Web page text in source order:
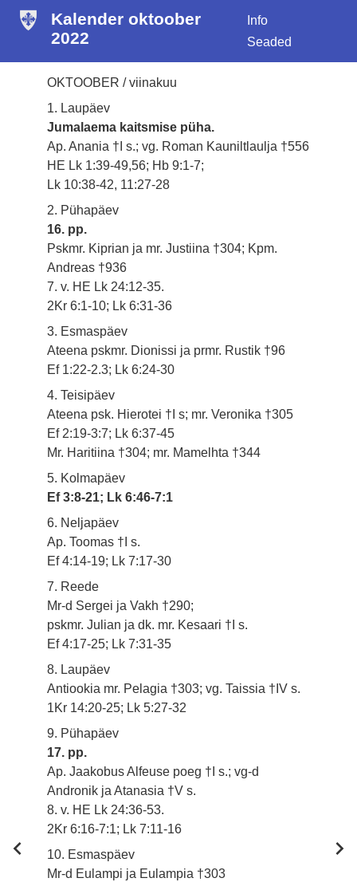
Kalender oktoober
2022
Info
Seaded
OKTOOBER / viinakuu
1. Laupäev
Jumalaema kaitsmise püha.
Ap. Anania †I s.; vg. Roman Kauniltlaulja †556
HE Lk 1:39-49,56; Hb 9:1-7;
Lk 10:38-42, 11:27-28
2. Pühapäev
16. pp.
Pskmr. Kiprian ja mr. Justiina †304; Kpm.
Andreas †936
7. v. HE Lk 24:12-35.
2Kr 6:1-10; Lk 6:31-36
3. Esmaspäev
Ateena pskmr. Dionissi ja prmr. Rustik †96
Ef 1:22-2.3; Lk 6:24-30
4. Teisipäev
Ateena psk. Hierotei †I s; mr. Veronika †305
Ef 2:19-3:7; Lk 6:37-45
Mr. Haritiina †304; mr. Mamelhta †344
5. Kolmapäev
Ef 3:8-21; Lk 6:46-7:1
6. Neljapäev
Ap. Toomas †I s.
Ef 4:14-19; Lk 7:17-30
7. Reede
Mr-d Sergei ja Vakh †290;
pskmr. Julian ja dk. mr. Kesaari †I s.
Ef 4:17-25; Lk 7:31-35
8. Laupäev
Antiookia mr. Pelagia †303; vg. Taissia †IV s.
1Kr 14:20-25; Lk 5:27-32
9. Pühapäev
17. pp.
Ap. Jaakobus Alfeuse poeg †I s.; vg-d
Andronik ja Atanasia †V s.
8. v. HE Lk 24:36-53.
2Kr 6:16-7:1; Lk 7:11-16
10. Esmaspäev
Mr-d Eulampi ja Eulampia †303